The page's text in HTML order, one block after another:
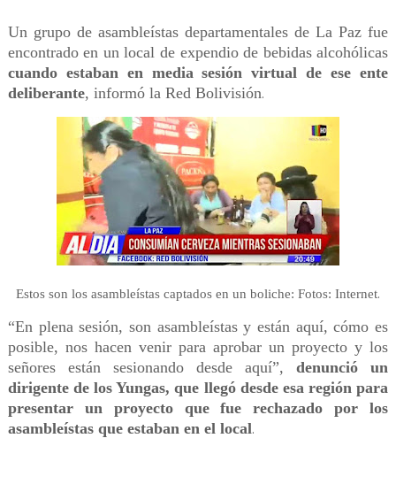
Un grupo de asambleístas departamentales de La Paz fue
encontrado en un local de expendio de bebidas alcohólicas
cuando estaban en media sesión virtual de ese ente
deliberante, informó la Red Bolivisión.
Estos son los asambleístas captados en un boliche: Fotos: Internet.
“En plena sesión, son asambleístas y están aquí, cómo es
posible, nos hacen venir para aprobar un proyecto y los
señores están sesionando desde aquí”,denunció un
dirigente de los Yungas, que llegó desde esa región para
presentar un proyecto que fue rechazado por los
asambleístas que estaban en el local.